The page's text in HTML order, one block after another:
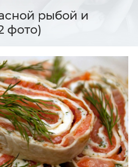
рыбой и
фото)